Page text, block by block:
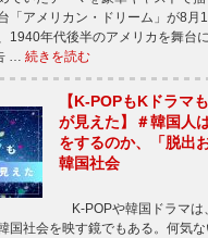
「アメリカン・ドリーム」が8月
1940年代後半のアメリカを舞台
… 続きを読む
【K-POPもKドラマ
が見えた】＃韓国人
をするのか、「脱出
韓国社会
K-POPや韓国ドラマは
国社会を映す鏡でもある。何気